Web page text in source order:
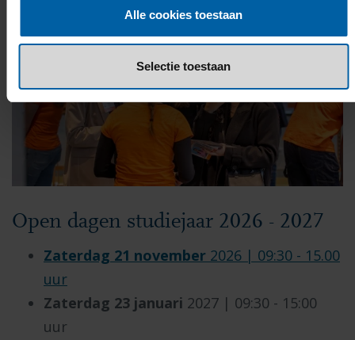
Alle cookies toestaan
Selectie toestaan
Open dagen studiejaar 2026 - 2027
Zaterdag 21 november 2026 | 09:30 - 15.00
uur
Zaterdag 23 januari 2027 | 09:30 - 15:00
uur